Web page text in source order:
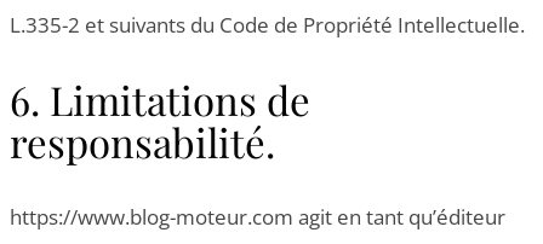
L.335-2 et suivants du Code de Propriété Intellectuelle.
6. Limitations de
responsabilité.
https://www.blog-moteur.com agit en tant qu’éditeur